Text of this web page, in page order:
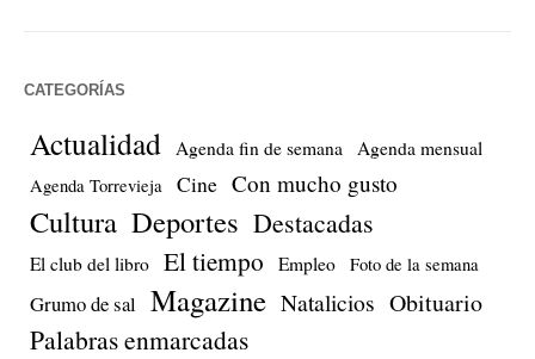
CATEGORÍAS
Actualidad Agenda fin de semana Agenda mensual
Agenda Torrevieja Cine Con mucho gusto
Cultura Deportes Destacadas
El club del libro El tiempo Empleo Foto de la semana
Grumo de sal Magazine Natalicios Obituario
Palabras enmarcadas